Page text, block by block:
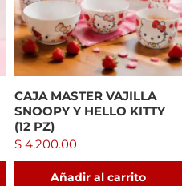
CAJA MASTER VAJILLA
SNOOPY Y HELLO KITTY
(12 PZ)
$ 4,200.00
Añadir al carrito